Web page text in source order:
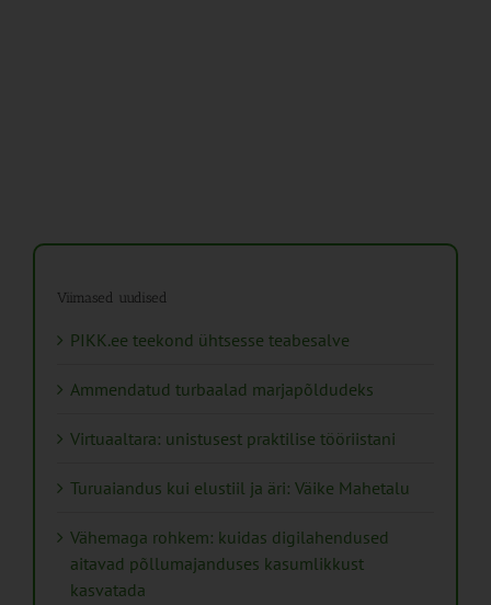
Viimased uudised
PIKK.ee teekond ühtsesse teabesalve
Ammendatud turbaalad marjapõldudeks
Virtuaaltara: unistusest praktilise tööriistani
Turuaiandus kui elustiil ja äri: Väike Mahetalu
Vähemaga rohkem: kuidas digilahendused
aitavad põllumajanduses kasumlikkust
kasvatada